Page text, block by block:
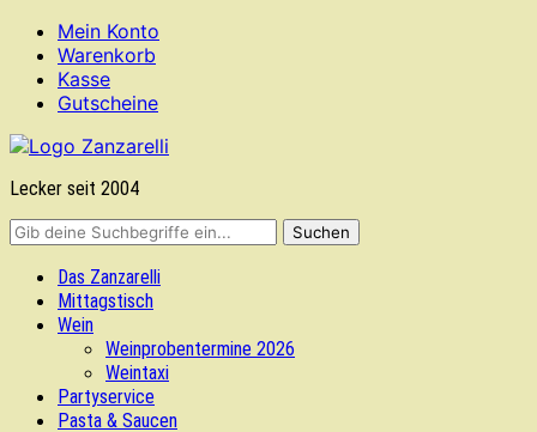
Mein Konto
Warenkorb
Kasse
Gutscheine
Lecker seit 2004
Das Zanzarelli
Mittagstisch
Wein
Weinprobentermine 2026
Weintaxi
Partyservice
Pasta & Saucen